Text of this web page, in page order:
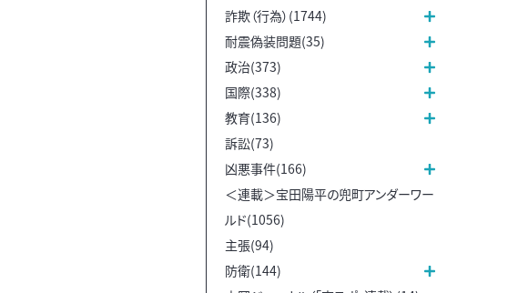
詐欺（行為）(1744)
耐震偽装問題(35)
政治(373)
国際(338)
教育(136)
訴訟(73)
凶悪事件(166)
＜連載＞宝田陽平の兜町アンダーワー
ルド(1056)
主張(94)
防衛(144)